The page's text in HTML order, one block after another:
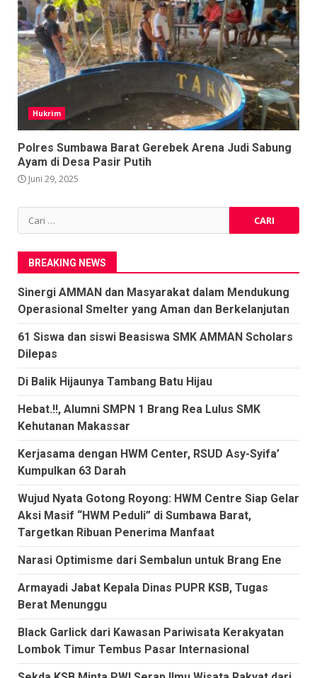
Hukrim
Polres Sumbawa Barat Gerebek Arena Judi Sabung
Ayam di Desa Pasir Putih
Juni 29, 2025
Cari
untuk:
BREAKING NEWS
Sinergi AMMAN dan Masyarakat dalam Mendukung
Operasional Smelter yang Aman dan Berkelanjutan
61 Siswa dan siswi Beasiswa SMK AMMAN Scholars
Dilepas
Di Balik Hijaunya Tambang Batu Hijau
Hebat.!!, Alumni SMPN 1 Brang Rea Lulus SMK
Kehutanan Makassar
Kerjasama dengan HWM Center, RSUD Asy-Syifa’
Kumpulkan 63 Darah
Wujud Nyata Gotong Royong: HWM Centre Siap Gelar
Aksi Masif “HWM Peduli” di Sumbawa Barat,
Targetkan Ribuan Penerima Manfaat
Narasi Optimisme dari Sembalun untuk Brang Ene
Armayadi Jabat Kepala Dinas PUPR KSB, Tugas
Berat Menunggu
Black Garlick dari Kawasan Pariwisata Kerakyatan
Lombok Timur Tembus Pasar Internasional